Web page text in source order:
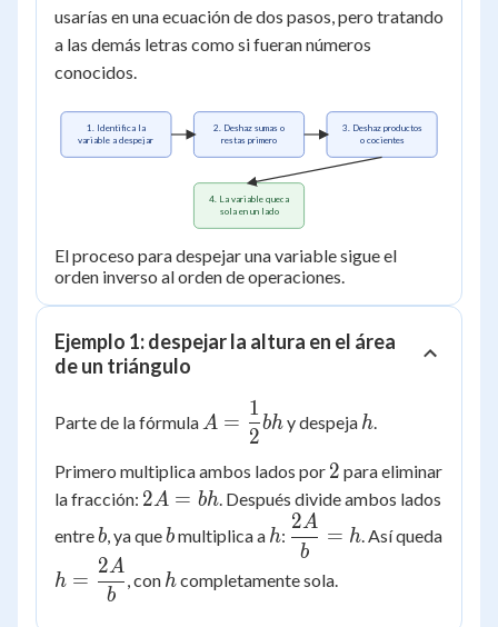
usarías en una ecuación de dos pasos, pero tratando
a las demás letras como si fueran números
conocidos.
1. Identifica la
variable a despejar
2. Deshaz sumas o
restas primero
3. Deshaz productos
o cocientes
4. La variable queda
sola en un lado
El proceso para despejar una variable sigue el
orden inverso al orden de operaciones.
Ejemplo 1: despejar la altura en el área
de un triángulo
Parte de la fórmula A =
\dfrac{1}
{2}bh
A =
2
1
bhy despeja h
h.
Primero multiplica ambos lados por 2
2 para eliminar
la fracción: 2A
bh
2A = bh. Después divide ambos lados
entre b
b, ya que b
bmultiplica a h
h: \dfrac{2A}
{b} = h
b
2A
= h. Así queda
h =
\dfrac{2A}
h =
b
2A
, con h
hcompletamente sola.